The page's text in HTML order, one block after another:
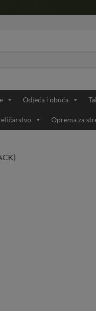
Odjeća i obuća
Oprema za